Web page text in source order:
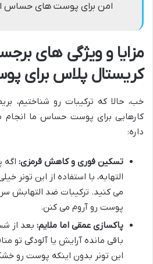
امن برای پوست های حساس
مزایا و ویژگی های
کریستال پلاس برای
خب، حالا که ترکیبات رو شناختیم،
کارهایی برای پوست حساس ما انجام
داره:
تسکین فوری و کاهش قرمزی: اگه
التهابه، با استفاده از این
می کنید. ترکیبات ضد التهابش
پوست رو آروم می کنن.
پاکسازی عمقی اما ملایم: بعد از
باقی مانده آرایش یا آلودگی تو
این تونر بدون اینکه پوست رو